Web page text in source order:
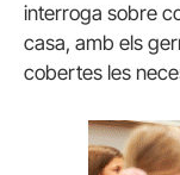
interroga sobre
casa, amb els
cobertes les